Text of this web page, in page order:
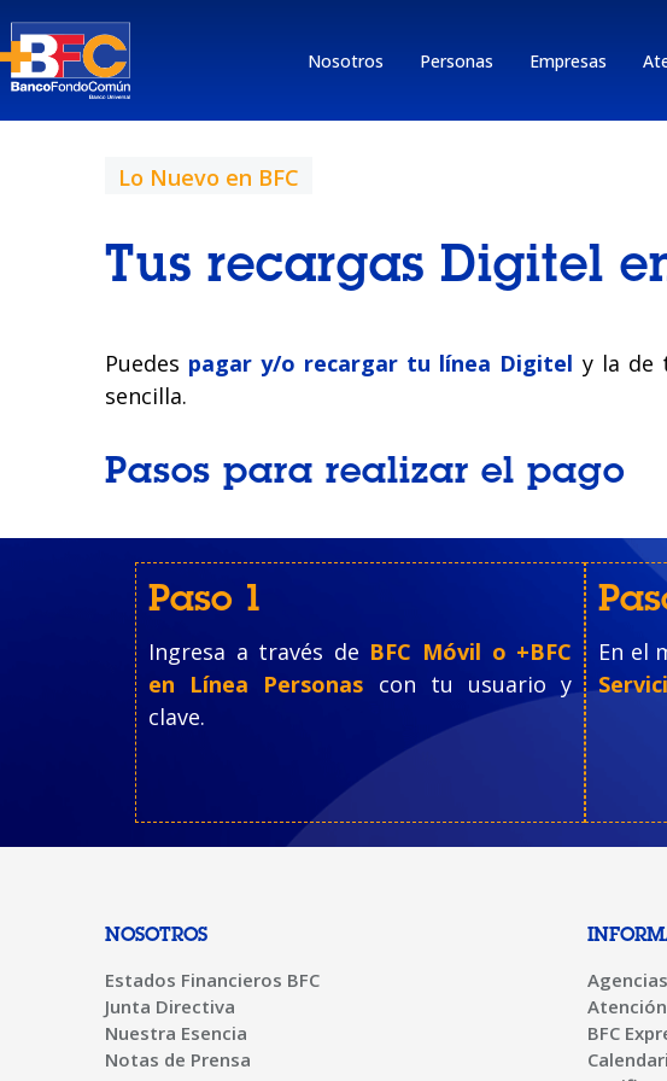
Nosotros Personas Empresas
Lo Nuevo en BFC
Tus recargas Digitel
Puedes pagar y/o recargar tu línea Digitel y la de
sencilla.
Pasos para realizar el pago
Paso 1
Ingresa a través de BFC Móvil o +BFC
en Línea Personas con tu usuario y
clave.
En el
NOSOTROS
Estados Financieros BFC
Junta Directiva
Nuestra Esencia
Notas de Prensa
BFC